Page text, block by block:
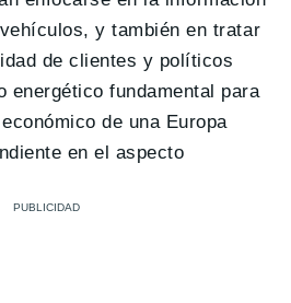
y también en tratar
de clientes y políticos
energético fundamental para
de una Europa
en el aspecto